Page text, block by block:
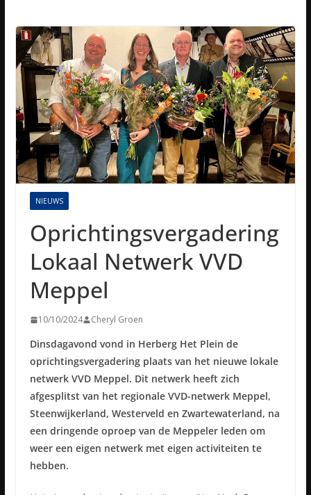
NIEUWS
Oprichtingsvergadering
Lokaal Netwerk VVD
Meppel
10/10/2024 Cheryl Groen
Dinsdagavond vond in Herberg Het Plein de
oprichtingsvergadering plaats van het nieuwe lokale
netwerk VVD Meppel. Dit netwerk heeft zich
afgesplitst van het regionale VVD-netwerk Meppel,
Steenwijkerland, Westerveld en Zwartewaterland, na
een dringende oproep van de Meppeler leden om
weer een eigen netwerk met eigen activiteiten te
hebben.